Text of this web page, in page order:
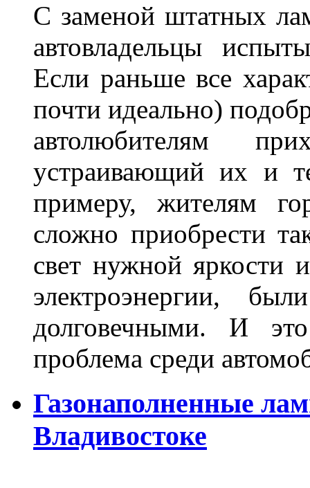
С заменой штатных
автовладельцы
Если раньше все
почти идеально)
автолюбителям
устраивающий их и
примеру, жителям
сложно приобрести
свет нужной яркости
электроэнергии,
долговечными. И
проблема среди
Газонаполненные
Владивостоке